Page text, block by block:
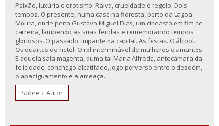
Paixão, luxúria e erotismo. Raiva, crueldade e regelo. Dois
tempos. O presente, numa casa na floresta, perto da Lagoa
Moura, onde pena Gustavo Miguel Dias, um cineasta em fim de
carreira, lambendo as suas feridas e rememorando tempos
gloriosos. O passado, impante na capital. As festas. O álcool.
Os quartos de hotel. O rol interminável de mulheres e amantes.
E aquela sala magenta, duma tal Maria Alfreda, antecâmara da
felicidade, conchego alcatifado, jogo perverso entre o desdém,
o apaziguamento e a ameaça.
Sobre o Autor